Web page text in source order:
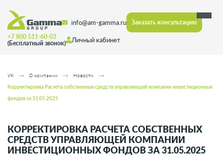
Личный кабинет
info@am-gamma.ru
+7 800 511-60-03
(Бесплатный звонок)
Заказать консультацию
УК О компании Новости
Корректировка Расчета собственных средств управляющей компании инвестиционных
фондов за 31.05.2025
КОРРЕКТИРОВКА РАСЧЕТА СОБСТВЕННЫХ
СРЕДСТВ УПРАВЛЯЮЩЕЙ КОМПАНИИ
ИНВЕСТИЦИОННЫХ ФОНДОВ ЗА 31.05.2025